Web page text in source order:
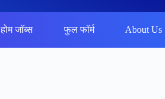
होम जॉब्स फुल फॉर्म About Us